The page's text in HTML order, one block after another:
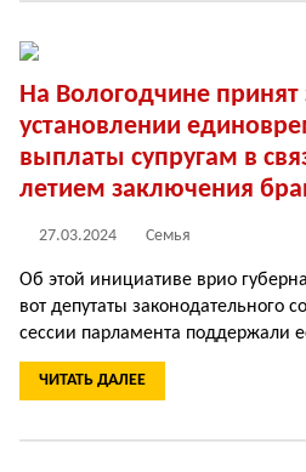
На Вологодчине принят
установлении
выплаты супругам в
летием заключения
27.03.2024 Семья
Об этой инициативе врио
вот депутаты законодательного
сессии парламента поддержали
ЧИТАТЬ ДАЛЕЕ